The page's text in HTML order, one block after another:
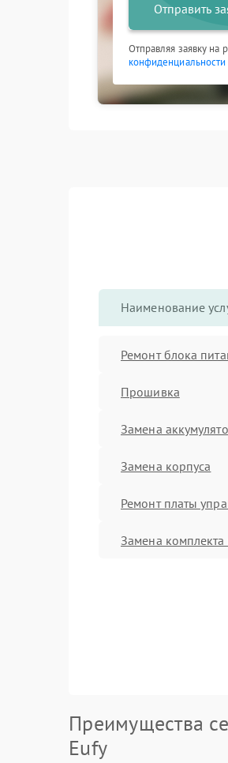
Отправить
Отправляя заявку на
конфиденциальности
Наименование
Ремонт блока
Прошивка
Замена
Замена корпуса
Ремонт платы
Замена комплекта
Преимущества
Eufy